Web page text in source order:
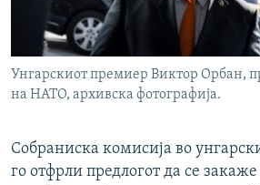
Унгарскиот премиер Виктор Орбан,
на НАТО, архивска фотографија.
Собраниска комисија во
го отфрли предлогот да се закаже